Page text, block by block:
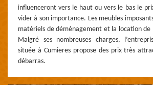
influenceront vers le haut ou vers le bas le
vider à son importance. Les meubles
matériels de déménagement et la location de
Malgré ses nombreuses charges,
située à Cumieres propose des prix très
débarras.